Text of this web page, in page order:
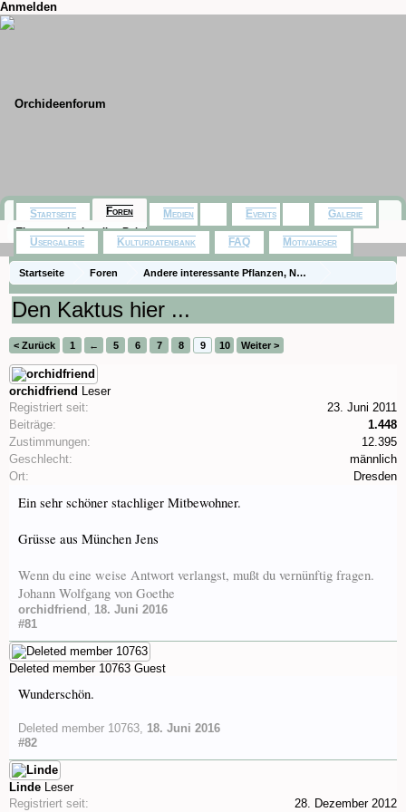
Anmelden
Startseite Foren
Andere interessante Pflanzen, Naturfotos, Ausflüge
Zimmerpflanzen
Den Kaktus hier ...
< Zurück 1 ← 5 6 7 8 9 10 Weiter >
orchidfriend Leser
Registriert seit:
23. Juni 2011
Beiträge:
1.448
Zustimmungen:
12.395
Geschlecht:
männlich
Ort:
Dresden
Ein sehr schöner stachliger Mitbewohner.
Grüsse aus München Jens
Wenn du eine weise Antwort verlangst, mußt du vernünftig fragen.
Johann Wolfgang von Goethe
orchidfriend , 18. Juni 2016
#81
Deleted member 10763 Guest
Wunderschön.
Deleted member 10763, 18. Juni 2016
#82
Linde Leser
Registriert seit:
28. Dezember 2012
Startseite Foren
Themen mit aktuellen Beiträgen
Medien Events Galerie
Usergalerie Kulturdatenbank FAQ Motivjaeger